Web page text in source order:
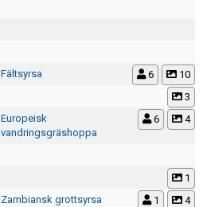
Fältsyrsa 10
6
3
Europeisk
vandringsgräshoppa
4
6
1
Zambiansk grottsyrsa 4
1